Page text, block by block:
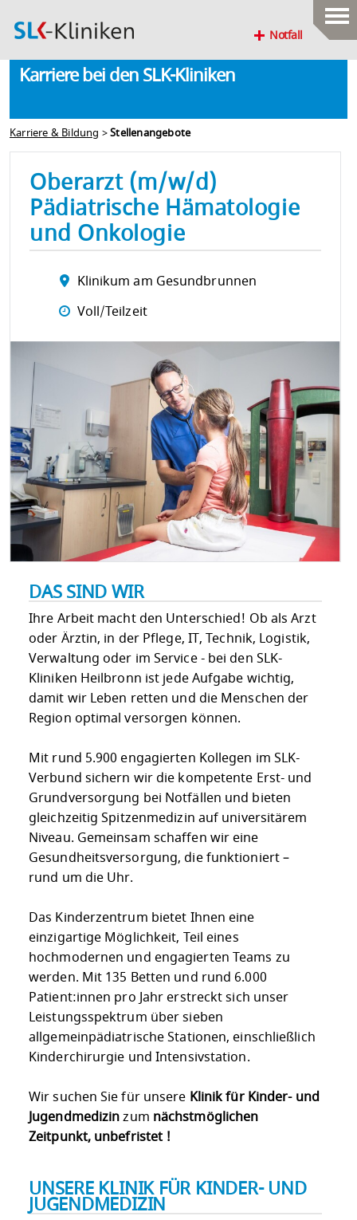
Notfall
Karriere bei den SLK-Kliniken
Karriere & Bildung >Stellenangebote
Oberarzt (m/w/d)
Pädiatrische Hämatologie
und Onkologie
Klinikum am Gesundbrunnen
Voll/Teilzeit
DAS SIND WIR
Ihre Arbeit macht den Unterschied! Ob als Arzt
oder Ärztin, in der Pflege, IT, Technik, Logistik,
Verwaltung oder im Service - bei den SLK-
Kliniken Heilbronn ist jede Aufgabe wichtig,
damit wir Leben retten und die Menschen der
Region optimal versorgen können.
Mit rund 5.900 engagierten Kollegen im SLK-
Verbund sichern wir die kompetente Erst- und
Grundversorgung bei Notfällen und bieten
gleichzeitig Spitzenmedizin auf universitärem
Niveau. Gemeinsam schaffen wir eine
Gesundheitsversorgung, die funktioniert –
rund um die Uhr.
Das Kinderzentrum bietet Ihnen eine
einzigartige Möglichkeit, Teil eines
hochmodernen und engagierten Teams zu
werden. Mit 135 Betten und rund 6.000
Patient:innen pro Jahr erstreckt sich unser
Leistungsspektrum über sieben
allgemeinpädiatrische Stationen, einschließlich
Kinderchirurgie und Intensivstation.
Wir suchen Sie für unsere Klinik für Kinder- und
Jugendmedizinzum nächstmöglichen
Zeitpunkt, unbefristet !
UNSERE KLINIK FÜR KINDER- UND
JUGENDMEDIZIN